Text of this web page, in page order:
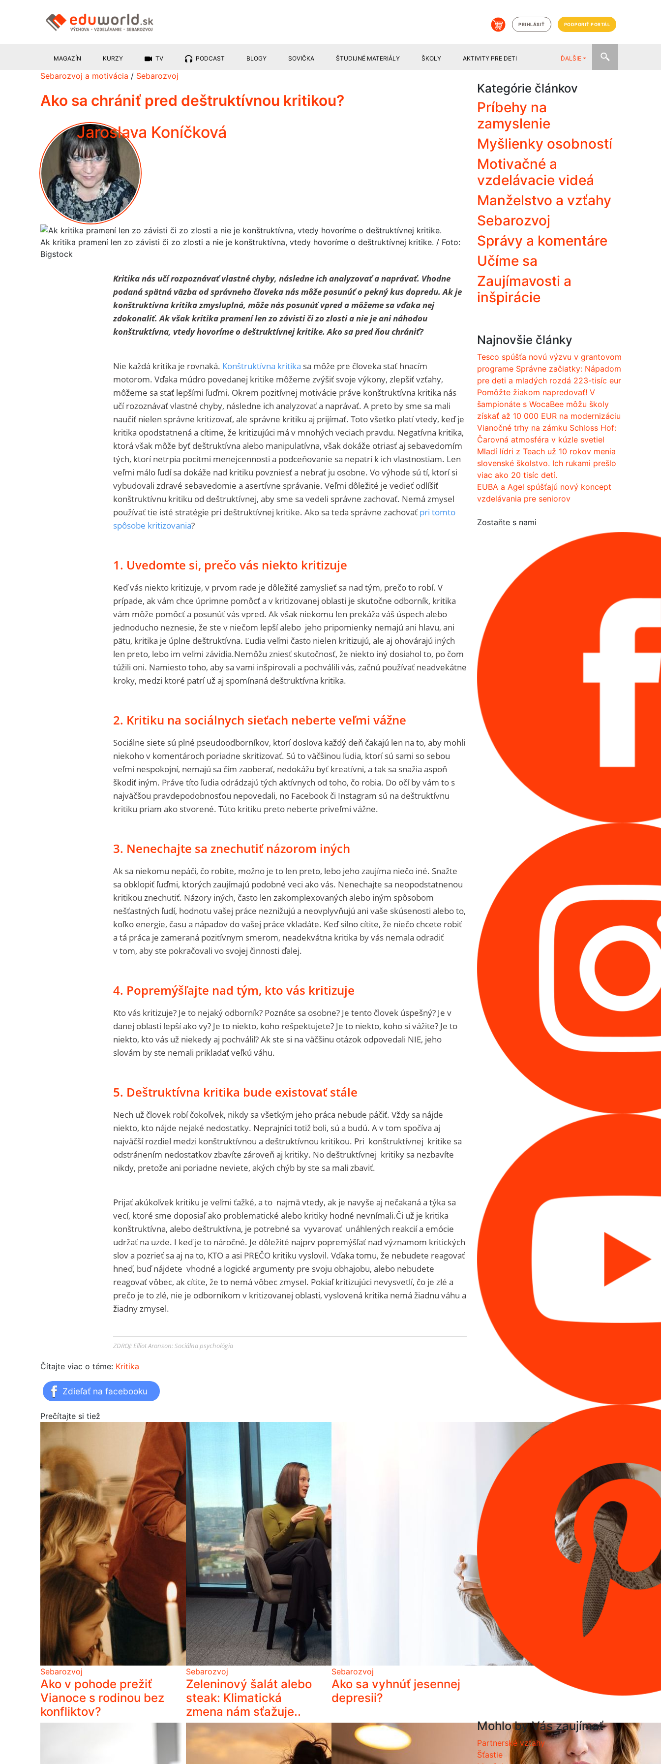
PRIHLÁSIŤ PODPORIŤ PORTÁL
MAGAZÍN KURZY TV PODCAST BLOGY SOVIČKA ŠTUDIJNÉ MATERIÁLY ŠKOLY AKTIVITY PRE DETI ĎALŠIE
Sebarozvoj a motivácia / Sebarozvoj
Ako sa chrániť pred deštruktívnou kritikou?
Jaroslava Koníčková
Ak kritika pramení len zo závisti či zo zlosti a nie je konštruktívna, vtedy hovoríme o deštruktívnej kritike. / Foto:
Bigstock
Kritika nás učí rozpoznávať vlastné chyby, následne ich analyzovať a naprávať. Vhodne
podaná spätná väzba od správneho človeka nás môže posunúť o pekný kus dopredu. Ak je
konštruktívna kritika zmysluplná, môže nás posunúť vpred a môžeme sa vďaka nej
zdokonaliť. Ak však kritika pramení len zo závisti či zo zlosti a nie je ani náhodou
konštruktívna, vtedy hovoríme o deštruktívnej kritike. Ako sa pred ňou chrániť?
Nie každá kritika je rovnaká. Konštruktívna kritika sa môže pre človeka stať hnacím
motorom. Vďaka múdro povedanej kritike môžeme zvýšiť svoje výkony, zlepšiť vzťahy,
môžeme sa stať lepšími ľuďmi. Okrem pozitívnej motivácie práve konštruktívna kritika nás
učí rozoznávať vlastné chyby, následne ich analyzovať a naprávať. A preto by sme sa mali
naučiť nielen správne kritizovať, ale správne kritiku aj prijímať. Toto všetko platí vtedy, keď je
kritika opodstatnená a cítime, že kritizujúci má v mnohých veciach pravdu. Negatívna kritika,
ktorá však môže byť deštruktívna alebo manipulatívna, však dokáže otriasť aj sebavedomím
tých, ktorí netrpia pocitmi menejcennosti a podceňovanie sa nepatrí k ich vlastnostiam. Len
veľmi málo ľudí sa dokáže nad kritiku povzniesť a nebrať ju osobne. Vo výhode sú tí, ktorí si
vybudovali zdravé sebavedomie a asertívne správanie. Veľmi dôležité je vedieť odlíšiť
konštruktívnu kritiku od deštruktívnej, aby sme sa vedeli správne zachovať. Nemá zmysel
používať tie isté stratégie pri deštruktívnej kritike. Ako sa teda správne zachovať pri tomto
spôsobe kritizovania?
1. Uvedomte si, prečo vás niekto kritizuje
Keď vás niekto kritizuje, v prvom rade je dôležité zamyslieť sa nad tým, prečo to robí. V
prípade, ak vám chce úprimne pomôcť a v kritizovanej oblasti je skutočne odborník, kritika
vám môže pomôcť a posunúť vás vpred. Ak však niekomu len prekáža váš úspech alebo
jednoducho neznesie, že ste v niečom lepší alebo jeho pripomienky nemajú ani hlavu, ani
pätu, kritika je úplne deštruktívna. Ľudia veľmi často nielen kritizujú, ale aj ohovárajú iných
len preto, lebo im veľmi závidia.Nemôžu zniesť skutočnosť, že niekto iný dosiahol to, po čom
túžili oni. Namiesto toho, aby sa vami inšpirovali a pochválili vás, začnú používať neadvekátne
kroky, medzi ktoré patrí už aj spomínaná deštruktívna kritika.
2. Kritiku na sociálnych sieťach neberte veľmi vážne
Sociálne siete sú plné pseudoodborníkov, ktorí doslova každý deň čakajú len na to, aby mohli
niekoho v komentároch poriadne skritizovať. Sú to väčšinou ľudia, ktorí sú sami so sebou
veľmi nespokojní, nemajú sa čím zaoberať, nedokážu byť kreatívni, a tak sa snažia aspoň
škodiť iným. Práve títo ľudia odrádzajú tých aktívnych od toho, čo robia. Do očí by vám to s
najväčšou pravdepodobnosťou nepovedali, no Facebook či Instagram sú na deštruktívnu
kritiku priam ako stvorené. Túto kritiku preto neberte priveľmi vážne.
3. Nenechajte sa znechutiť názorom iných
Ak sa niekomu nepáči, čo robíte, možno je to len preto, lebo jeho zaujíma niečo iné. Snažte
sa obklopiť ľuďmi, ktorých zaujímajú podobné veci ako vás. Nenechajte sa neopodstatnenou
kritikou znechutiť. Názory iných, často len zakomplexovaných alebo iným spôsobom
nešťastných ľudí, hodnotu vašej práce neznižujú a neovplyvňujú ani vaše skúsenosti alebo to,
koľko energie, času a nápadov do vašej práce vkladáte. Keď silno cítite, že niečo chcete robiť
a tá práca je zameraná pozitívnym smerom, neadekvátna kritika by vás nemala odradiť
v tom, aby ste pokračovali vo svojej činnosti ďalej.
4. Popremýšľajte nad tým, kto vás kritizuje
Kto vás kritizuje? Je to nejaký odborník? Poznáte sa osobne? Je tento človek úspešný? Je v
danej oblasti lepší ako vy? Je to niekto, koho rešpektujete? Je to niekto, koho si vážite? Je to
niekto, kto vás už niekedy aj pochválil? Ak ste si na väčšinu otázok odpovedali NIE, jeho
slovám by ste nemali prikladať veľkú váhu.
5. Deštruktívna kritika bude existovať stále
Nech už človek robí čokoľvek, nikdy sa všetkým jeho práca nebude páčiť. Vždy sa nájde
niekto, kto nájde nejaké nedostatky. Neprajníci totiž boli, sú a budú. A v tom spočíva aj
najväčší rozdiel medzi konštruktívnou a deštruktívnou kritikou. Pri konštruktívnej kritike sa
odstránením nedostatkov zbavíte zároveň aj kritiky. No deštruktívnej kritiky sa nezbavíte
nikdy, pretože ani poriadne neviete, akých chýb by ste sa mali zbaviť.
Prijať akúkoľvek kritiku je veľmi ťažké, a to najmä vtedy, ak je navyše aj nečakaná a týka sa
vecí, ktoré sme doposiaľ ako problematické alebo kritiky hodné nevnímali.Či už je kritika
konštruktívna, alebo deštruktívna, je potrebné sa vyvarovať unáhlených reakcií a emócie
udržať na uzde. I keď je to náročné. Je dôležité najprv popremýšľať nad významom kritických
slov a pozrieť sa aj na to, KTO a asi PREČO kritiku vyslovil. Vďaka tomu, že nebudete reagovať
hneď, buď nájdete vhodné a logické argumenty pre svoju obhajobu, alebo nebudete
reagovať vôbec, ak cítite, že to nemá vôbec zmysel. Pokiaľ kritizujúci nevysvetlí, čo je zlé a
prečo je to zlé, nie je odborníkom v kritizovanej oblasti, vyslovená kritika nemá žiadnu váhu a
žiadny zmysel.
ZDROJ: Elliot Aronson: Sociálna psychológia
Čítajte viac o téme: Kritika
Zdieľať na facebooku
Prečítajte si tiež
Sebarozvoj
Ako v pohode prežiť
Vianoce s rodinou bez
konfliktov?
Sebarozvoj
Zeleninový šalát alebo
steak: Klimatická
zmena nám sťažuje..
Sebarozvoj
Ako sa vyhnúť jesennej
depresii?
Kategórie článkov
Príbehy na
zamyslenie
Myšlienky osobností
Motivačné a
vzdelávacie videá
Manželstvo a vzťahy
Sebarozvoj
Správy a komentáre
Učíme sa
Zaujímavosti a
inšpirácie
Najnovšie články
Tesco spúšťa novú výzvu v grantovom
programe Správne začiatky: Nápadom
pre deti a mladých rozdá 223-tisíc eur
Pomôžte žiakom napredovať! V
šampionáte s WocaBee môžu školy
získať až 10 000 EUR na modernizáciu
Vianočné trhy na zámku Schloss Hof:
Čarovná atmosféra v kúzle svetiel
Mladí lídri z Teach už 10 rokov menia
slovenské školstvo. Ich rukami prešlo
viac ako 20 tisíc detí.
EUBA a Agel spúšťajú nový koncept
vzdelávania pre seniorov
Zostaňte s nami
Mohlo by Vás zaujímať
Partnerské vzťahy
Šťastie